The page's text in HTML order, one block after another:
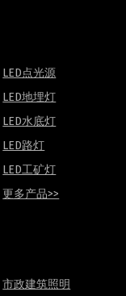
LED点光源
LED地埋灯
LED水底灯
LED路灯
LED工矿灯
更多产品>>
市政建筑照明